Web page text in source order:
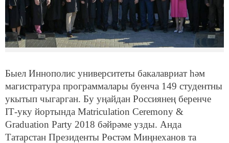
Быел Иннополис университеты бакалавриат һәм
магистратура программалары буенча 149 студентны
укытып чыгарган. Бу уңайдан Россиянең беренче
IТ-уку йортында Matriculation Ceremony &
Graduation Party 2018 бәйрәме узды. Анда
Татарстан Президенты Рөстәм Миңнеханов та